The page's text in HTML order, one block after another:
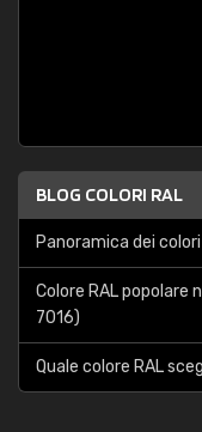
BLOG COLORI RAL
Panoramica dei
Colore RAL popolare
7016)
Quale colore RAL